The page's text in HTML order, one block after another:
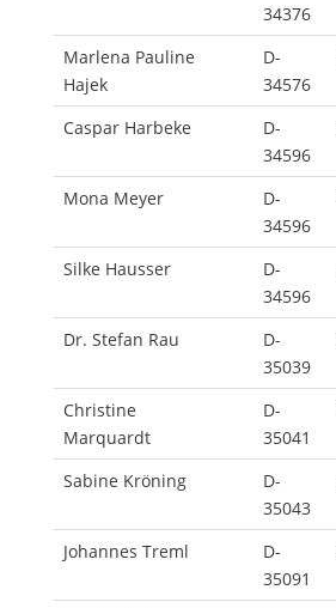
34376
Marlena Pauline
Hajek
D-
34576
Caspar Harbeke
D-
34596
Mona Meyer
D-
34596
Silke Hausser
D-
34596
Dr. Stefan Rau
D-
35039
Christine
Marquardt
D-
35041
Sabine Kröning
D-
35043
Johannes Treml
D-
35091